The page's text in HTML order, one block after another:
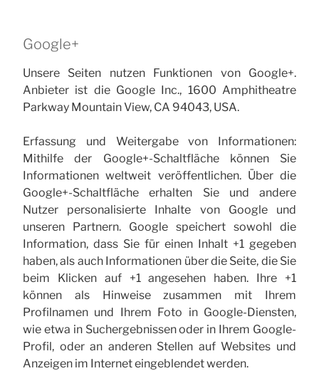
Google+
Unsere Seiten nutzen Funktionen von Google+.
Anbieter ist die Google Inc., 1600 Amphitheatre
Parkway Mountain View, CA 94043, USA.
Erfassung und Weitergabe von Informationen:
Mithilfe der Google+-Schaltfläche können Sie
Informationen weltweit veröffentlichen. Über die
Google+-Schaltfläche erhalten Sie und andere
Nutzer personalisierte Inhalte von Google und
unseren Partnern. Google speichert sowohl die
Information, dass Sie für einen Inhalt +1 gegeben
haben, als auch Informationen über die Seite, die Sie
beim Klicken auf +1 angesehen haben. Ihre +1
können als Hinweise zusammen mit Ihrem
Profilnamen und Ihrem Foto in Google-Diensten,
wie etwa in Suchergebnissen oder in Ihrem Google-
Profil, oder an anderen Stellen auf Websites und
Anzeigen im Internet eingeblendet werden.